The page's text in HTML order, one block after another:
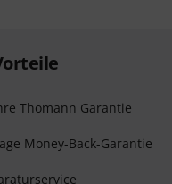
Thomann Garantie
Money-Back-Garantie